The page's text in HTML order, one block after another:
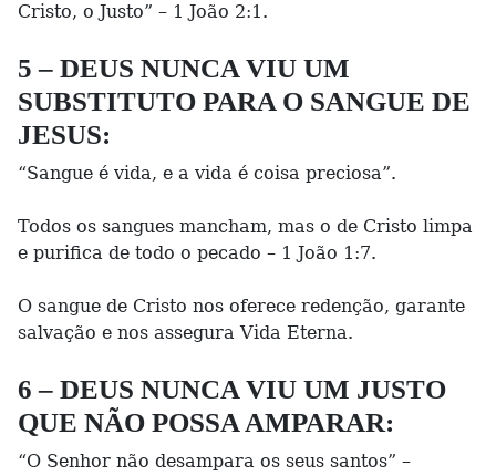
Cristo, o Justo” – 1 João 2:1.
5 – DEUS NUNCA VIU UM
SUBSTITUTO PARA O SANGUE DE
JESUS:
“Sangue é vida, e a vida é coisa preciosa”.
Todos os sangues mancham, mas o de Cristo limpa
e purifica de todo o pecado – 1 João 1:7.
O sangue de Cristo nos oferece redenção, garante
salvação e nos assegura Vida Eterna.
6 – DEUS NUNCA VIU UM JUSTO
QUE NÃO POSSA AMPARAR:
“O Senhor não desampara os seus santos” –